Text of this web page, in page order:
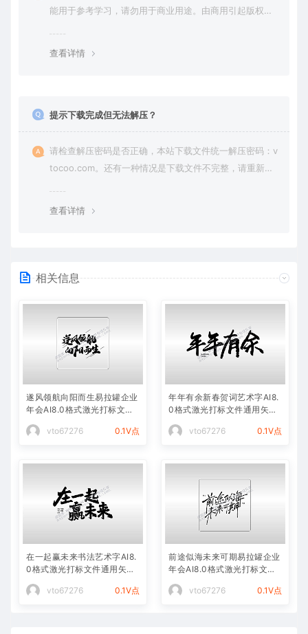
能用于参考学习，请勿用于商业用途。由商用引起版权纠
查看详情
提示下载完成但无法解压？
请检查解压密码是否正确，本站下载文件统一解压密码：v
tocoo.com。还有一种情况是下载文件不完整，请重新下
查看详情
相关信息
遂风领航向阳而生易拉罐企业
年会AI8.0格式激光打标文件
vto67276
0.1V点
年年有余新春贺词艺术字AI8.
0格式激光打标文件通用矢量
vto67276
0.1V点
在一起赢未来书法艺术字AI8.
0格式激光打标文件通用矢量
vto67276
0.1V点
前途似海未来可期易拉罐企业
年会AI8.0格式激光打标文件
vto67276
0.1V点